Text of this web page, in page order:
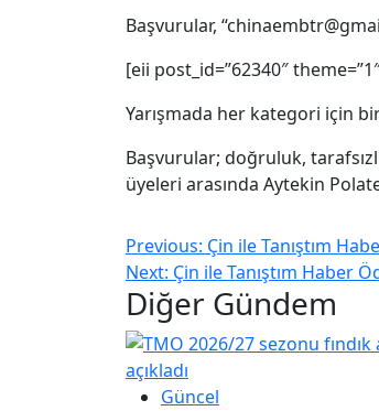
Başvurular,
[eii post_id=”62340″
Yarışmada her kategori için
Başvurular; doğruluk,
üyeleri arasında Aytekin
Previous: Çin ile Tanıştım
Next: Çin ile Tanıştım Haber
Diğer Gündem
Güncel